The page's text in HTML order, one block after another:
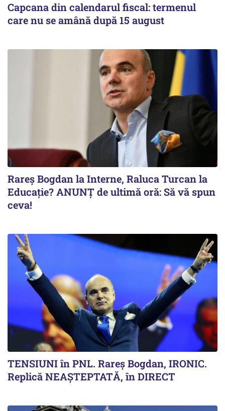
Capcana din calendarul fiscal: termenul
care nu se amână după 15 august
Rareș Bogdan la Interne, Raluca Turcan la
Educație? ANUNȚ de ultimă oră: Să vă spun
ceva!
TENSIUNI în PNL. Rareș Bogdan, IRONIC.
Replică NEAȘTEPTATĂ, în DIRECT